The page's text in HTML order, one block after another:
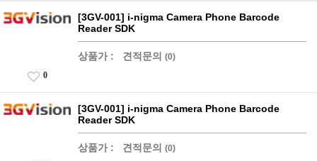
[3GV-001] i-nigma Camera Phone Barcode
Reader SDK
상품가 : 견적문의 (0)
0
[3GV-001] i-nigma Camera Phone Barcode
Reader SDK
상품가 : 견적문의 (0)